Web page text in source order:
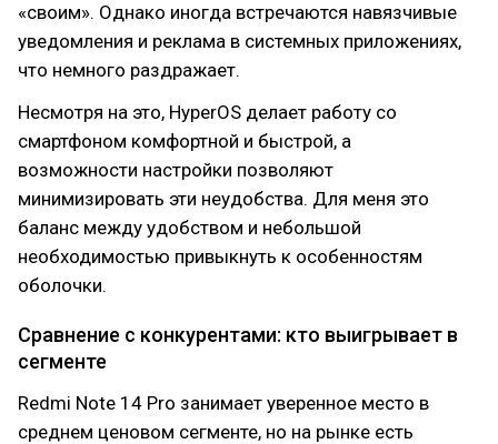
«своим». Однако иногда встречаются навязчивые
уведомления и реклама в системных приложениях,
что немного раздражает.
Несмотря на это, HyperOS делает работу со
смартфоном комфортной и быстрой, а
возможности настройки позволяют
минимизировать эти неудобства. Для меня это
баланс между удобством и небольшой
необходимостью привыкнуть к особенностям
оболочки.
Сравнение с конкурентами: кто выигрывает в
сегменте
Redmi Note 14 Pro занимает уверенное место в
среднем ценовом сегменте, но на рынке есть